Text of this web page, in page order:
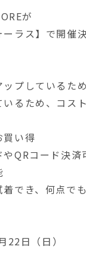
が
ラス】で開催
ップしているた
いるため、コス
買い得
やQRコード決済
着でき、何点で
日（日）